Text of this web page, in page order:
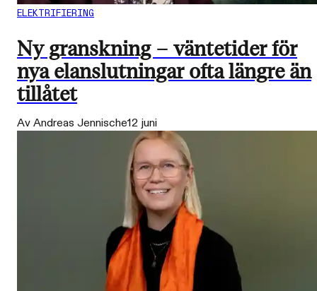
ELEKTRIFIERING
Ny granskning – väntetider för
nya elanslutningar ofta längre än
tillåtet
Av Andreas Jennische12 juni